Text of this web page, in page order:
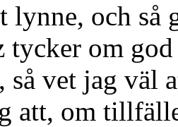
lynne, och så
tycker om
så vet jag väl
att, om